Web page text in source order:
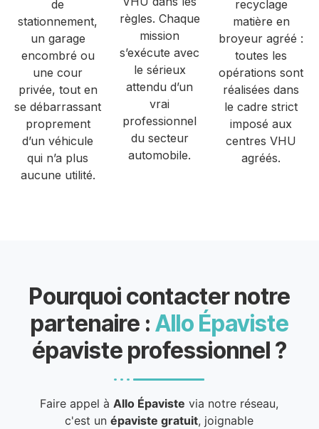
de
stationnement,
un garage
encombré ou
une cour
privée, tout en
se débarrassant
proprement
d’un véhicule
qui n’a plus
aucune utilité.
règles. Chaque
mission
s’exécute avec
le sérieux
attendu d’un
vrai
professionnel
du secteur
automobile.
recyclage
matière en
broyeur agréé :
toutes les
opérations sont
réalisées dans
le cadre strict
imposé aux
centres VHU
agréés.
Pourquoi contacter notre
partenaire : Allo Épaviste
épaviste professionnel ?
Faire appel àAllo Épaviste via notre réseau,
c'est unépaviste gratuit, joignable